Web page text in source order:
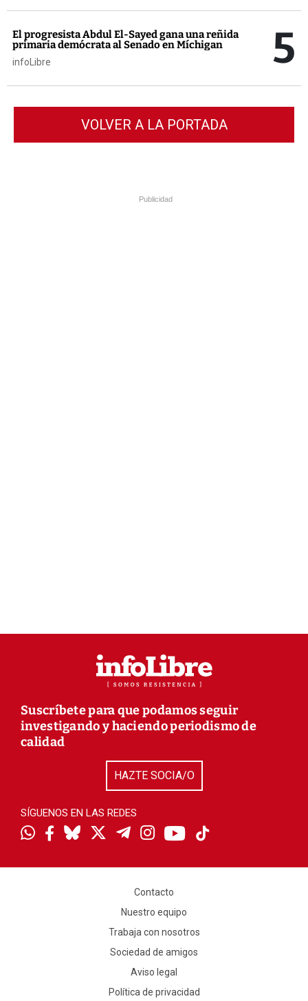
El progresista Abdul El-Sayed gana una reñida
primaria demócrata al Senado en Míchigan
infoLibre 5
VOLVER A LA PORTADA
Publicidad
Suscríbete para que podamos seguir
investigando y haciendo periodismo de
calidad
HAZTE SOCIA/O
SÍGUENOS EN LAS REDES
Contacto
Nuestro equipo
Trabaja con nosotros
Sociedad de amigos
Aviso legal
Política de privacidad